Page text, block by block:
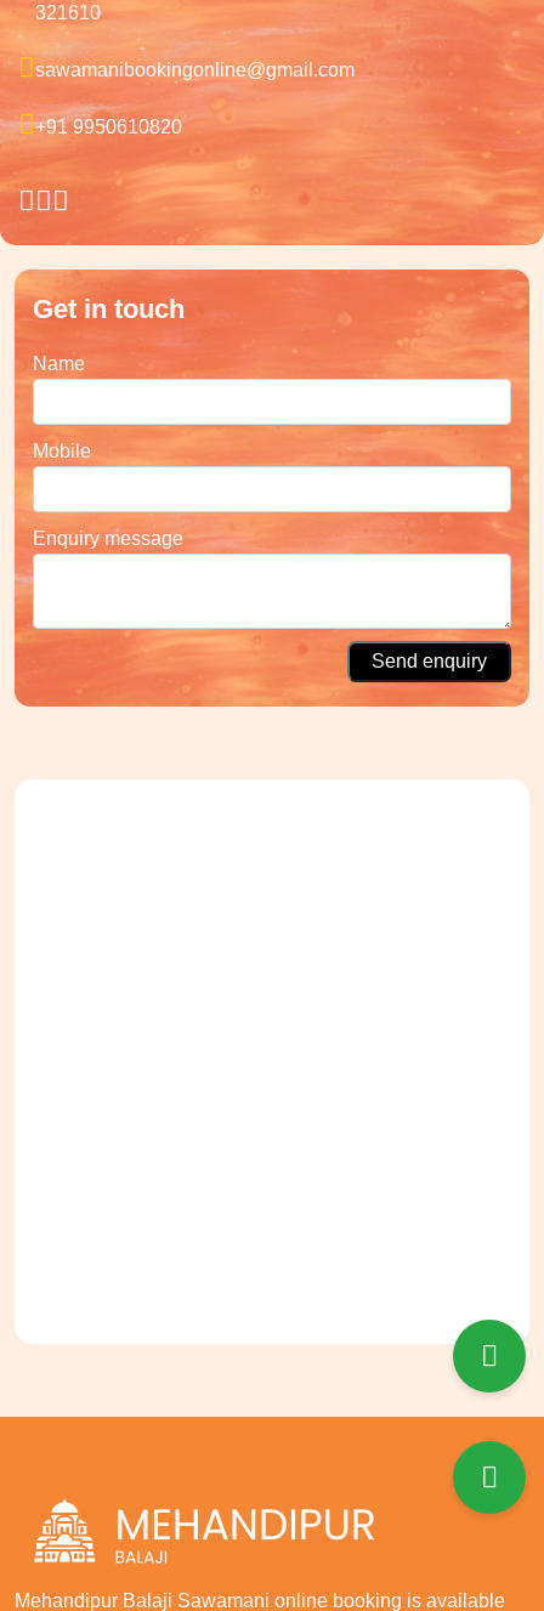
321610
sawamanibookingonline@gmail.com
+91 9950610820
Get in touch
Name
Mobile
Enquiry message
Send enquiry
Mehandipur Balaji Sawamani online booking is available